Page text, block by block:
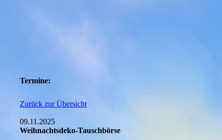
Termine:
Zurück zur Übersicht
09.11.2025
Weihnachtsdeko-Tauschbörse